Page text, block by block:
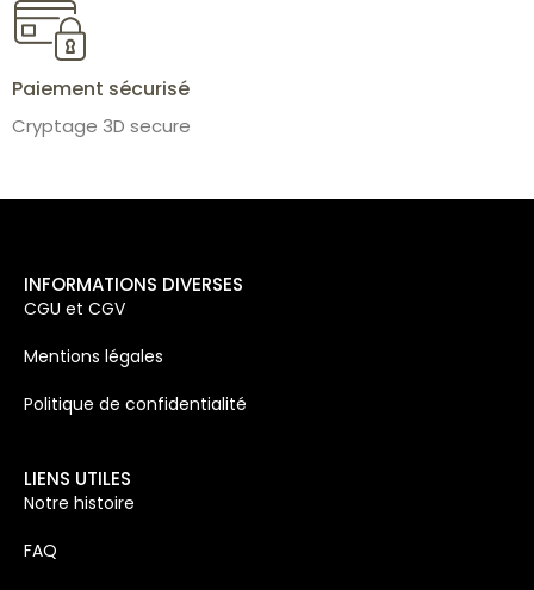
Paiement sécurisé
Cryptage 3D secure
INFORMATIONS DIVERSES
CGU et CGV
Mentions légales
Politique de confidentialité
LIENS UTILES
Notre histoire
FAQ